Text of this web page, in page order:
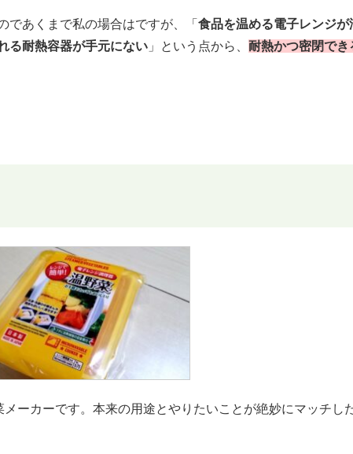
であくまで私の場合はですが、「 食品を温める電子レンジが
る耐熱容器が手元にない 」という点から、 耐熱かつ密閉でき
メーカーです。本来の用途とやりたいことが絶妙にマッチし